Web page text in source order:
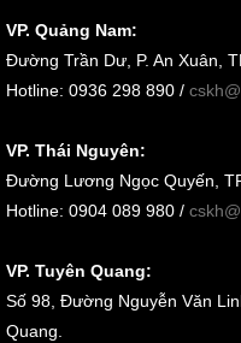
VP. Quảng Nam:
Đường Trần Dư, P. An Xuân,
Hotline: 0936 298 890 /
VP. Thái Nguyên:
Đường Lương Ngọc Quyến,
Hotline: 0904 089 980 /
VP. Tuyên Quang:
Số 98, Đường Nguyễn Văn
Quang.